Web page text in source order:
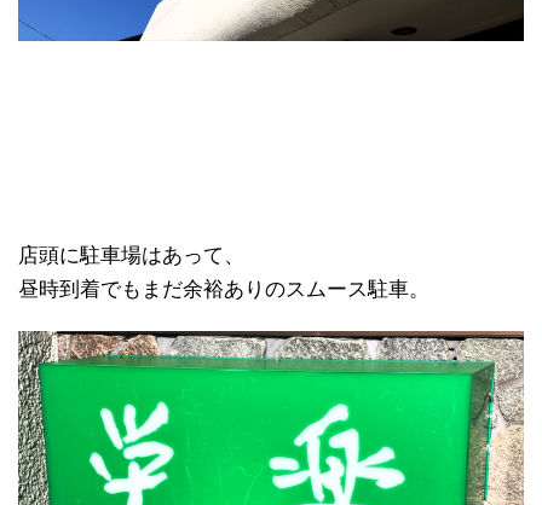
店頭に駐車場はあって、
昼時到着でもまだ余裕ありのスムース駐車。